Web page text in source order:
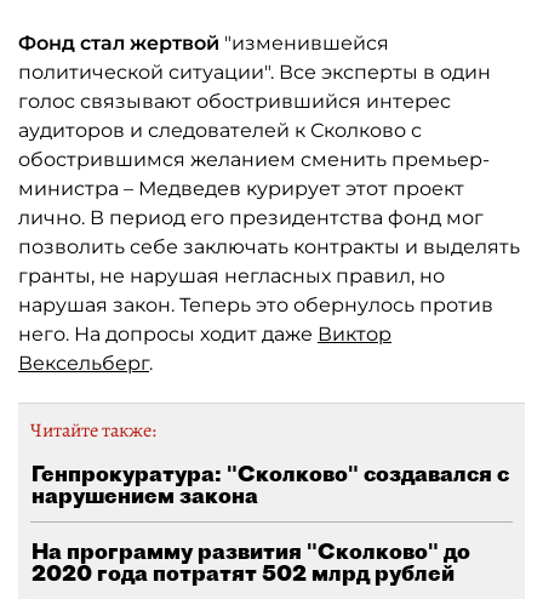
Фонд стал жертвой "изменившейся
политической ситуации". Все эксперты в один
голос связывают обострившийся интерес
аудиторов и следователей к Сколково с
обострившимся желанием сменить премьер-
министра – Медведев курирует этот проект
лично. В период его президентства фонд мог
позволить себе заключать контракты и выделять
гранты, не нарушая негласных правил, но
нарушая закон. Теперь это обернулось против
него. На допросы ходит даже Виктор
Вексельберг.
Читайте также:
Генпрокуратура: "Сколково" создавался с
нарушением закона
На программу развития "Сколково" до
2020 года потратят 502 млрд рублей